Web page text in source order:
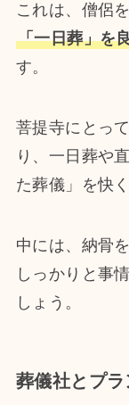
これは、僧侶
「一日葬」を
す。
菩提寺にとっ
り、一日葬や
た葬儀」を快
中には、納骨
しっかりと事
しょう。
葬儀社とプ